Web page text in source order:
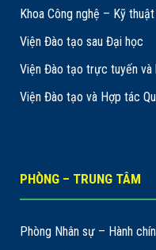
Khoa Công nghệ – Kỹ thuật
Viện Đào tạo sau Đại học
Viện Đào tạo trực tuyến và
Viện Đào tạo và Hợp tác
PHÒNG – TRUNG TÂM
Phòng Nhân sự – Hành